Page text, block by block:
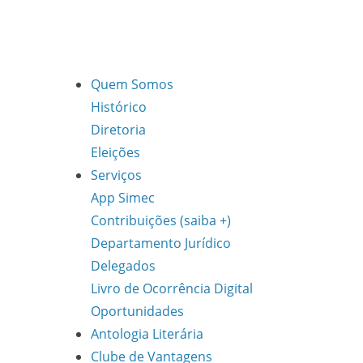
Quem Somos
Histórico
Diretoria
Eleições
Serviços
App Simec
Contribuições (saiba +)
Departamento Jurídico
Delegados
Livro de Ocorrência Digital
Oportunidades
Antologia Literária
Clube de Vantagens